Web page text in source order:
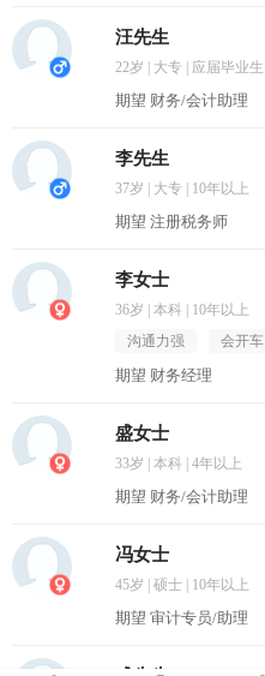
汪先生
22岁 | 大专 | 应届毕业生
期望 财务/会计助理
李先生
37岁 | 大专 | 10年以上
期望 注册税务师
李女士
36岁 | 本科 | 10年以上
沟通力强
会开车
期望 财务经理
盛女士
33岁 | 本科 | 4年以上
期望 财务/会计助理
冯女士
45岁 | 硕士 | 10年以上
期望 审计专员/助理